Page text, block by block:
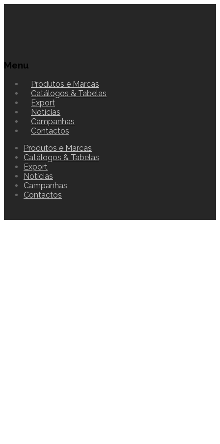
Menu
Produtos e Marcas
Catálogos & Tabelas
Export
Notícias
Campanhas
Contactos
Produtos e Marcas
Catálogos & Tabelas
Export
Notícias
Campanhas
Contactos